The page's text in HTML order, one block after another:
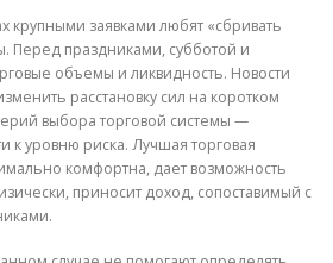
EXERCISES
крупными заявками любят «сбривать
Перед праздниками, субботой и
объемы и ликвидность. Новости
расстановку сил на коротком
выбора торговой системы —
к уровню риска. Лучшая торговая
комфортна, дает возможность
приносит доход, сопоставимый с